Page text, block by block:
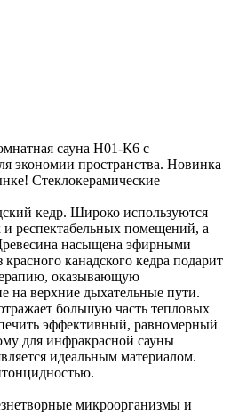
сауна H01-К6 с
экономии пространства. Новинка
Стеклокерамические
кедр. Широко используются
респектабельных помещений, а
насыщена эфирными
канадского кедра подарит
оказывающую
на верхние дыхательные пути.
большую часть тепловых
эффективный, равномерный
для инфракрасной сауны
идеальным материалом.
микроорганизмы и